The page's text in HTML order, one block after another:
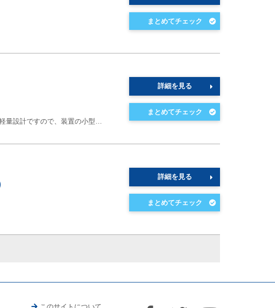
量設計ですので、装置の小型…
詳細を見る
詳細を見る